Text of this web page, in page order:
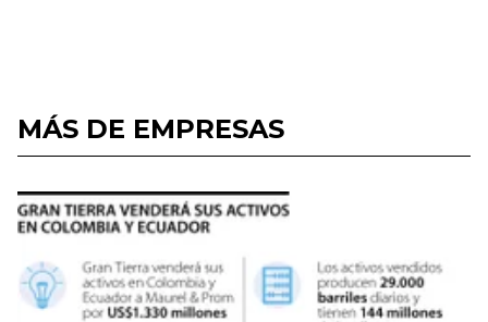
MÁS DE EMPRESAS